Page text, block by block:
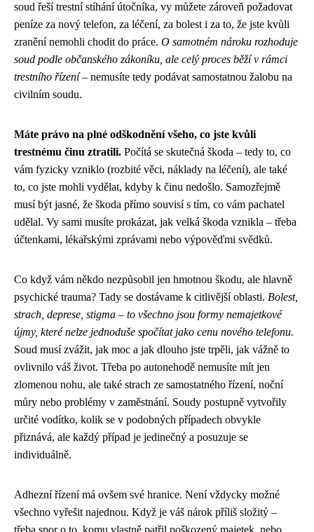
soud řeší trestní stíhání útočníka, vy můžete zároveň požadovat
peníze za nový telefon, za léčení, za bolest i za to, že jste kvůli
zranění nemohli chodit do práce. O samotném nároku rozhoduje
soud podle občanského zákoníku, ale celý proces běží v rámci
trestního řízení– nemusíte tedy podávat samostatnou žalobu na
civilním soudu.
Máte právo na plné odškodnění všeho, co jste kvůli
trestnému činu ztratili. Počítá se skutečná škoda – tedy to, co
vám fyzicky vzniklo (rozbité věci, náklady na léčení), ale také
to, co jste mohli vydělat, kdyby k činu nedošlo. Samozřejmě
musí být jasné, že škoda přímo souvisí s tím, co vám pachatel
udělal. Vy sami musíte prokázat, jak velká škoda vznikla – třeba
účtenkami, lékařskými zprávami nebo výpověďmi svědků.
Co když vám někdo nezpůsobil jen hmotnou škodu, ale hlavně
psychické trauma? Tady se dostávame k citlivější oblasti. Bolest,
strach, deprese, stigma – to všechno jsou formy nemajetkové
újmy, které nelze jednoduše spočítat jako cenu nového telefonu.
Soud musí zvážit, jak moc a jak dlouho jste trpěli, jak vážně to
ovlivnilo váš život. Třeba po autonehodě nemusíte mít jen
zlomenou nohu, ale také strach ze samostatného řízení, noční
můry nebo problémy v zaměstnání. Soudy postupně vytvořily
určité vodítko, kolik se v podobných případech obvykle
přiznává, ale každý případ je jedinečný a posuzuje se
individuálně.
Adhezní řízení má ovšem své hranice. Není vždycky možné
všechno vyřešit najednou. Když je váš nárok příliš složitý –